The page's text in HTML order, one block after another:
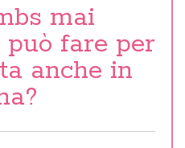
mai
può fare per
anche in